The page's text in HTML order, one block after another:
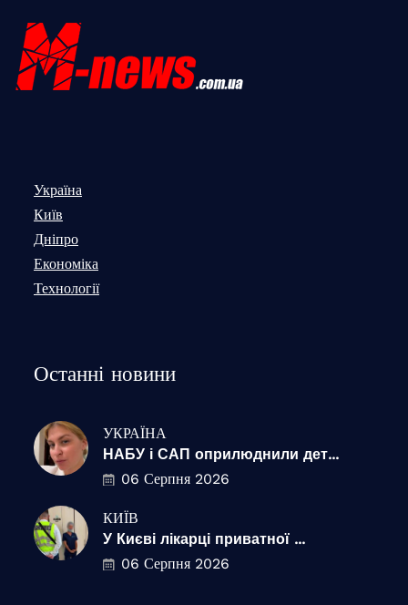
Україна
Київ
Дніпро
Економіка
Технології
Останні новини
УКРАЇНА
НАБУ і САП оприлюднили дет...
06 Серпня 2026
КИЇВ
У Києві лікарці приватної ...
06 Серпня 2026